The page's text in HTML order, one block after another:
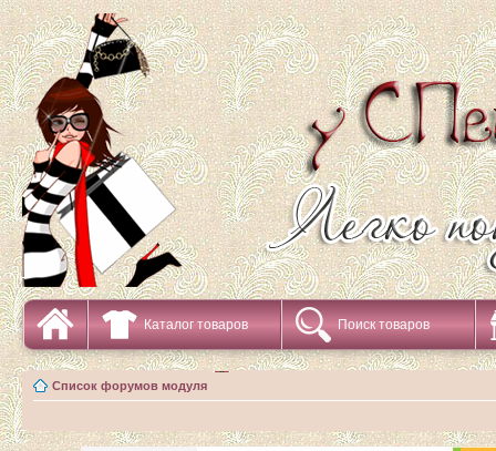
Каталог товаров Поиск товаров
Список форумов модуля